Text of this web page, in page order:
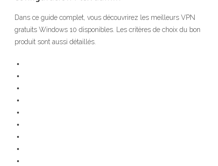
Dans ce guide complet, vous découvrirez les meilleurs VPN
gratuits Windows 10 disponibles. Les critères de choix du bon
produit sont aussi détaillés.